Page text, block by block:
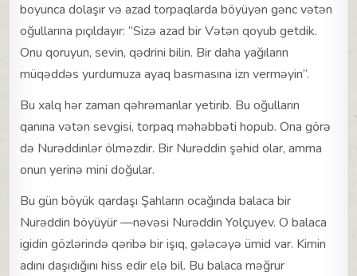
boyunca dolaşır və azad torpaqlarda böyüyən gənc vətən
oğullarına pıçıldayır: “Sizə azad bir Vətən qoyub getdik.
Onu qoruyun, sevin, qədrini bilin. Bir daha yağıların
müqəddəs yurdumuza ayaq basmasına izn verməyin”.
Bu xalq hər zaman qəhrəmanlar yetirib. Bu oğulların
qanına vətən sevgisi, torpaq məhəbbəti hopub. Ona görə
də Nurəddinlər ölməzdir. Bir Nurəddin şəhid olar, amma
onun yerinə mini doğular.
Bu gün böyük qardaşı Şahların ocağında balaca bir
Nurəddin böyüyür —nəvəsi Nurəddin Yolçuyev. O balaca
igidin gözlərində qəribə bir işıq, gələcəyə ümid var. Kimin
adını daşıdığını hiss edir elə bil. Bu balaca məğrur